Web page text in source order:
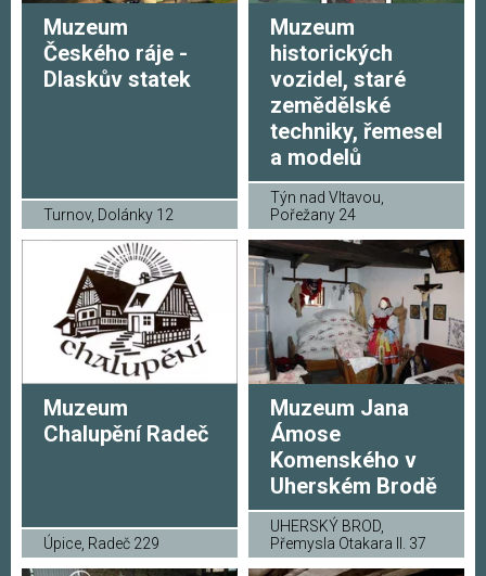
Muzeum
Českého ráje -
Dlaskův statek
Turnov, Dolánky 12
Muzeum
historických
vozidel, staré
zemědělské
techniky, řemesel
a modelů
Týn nad Vltavou,
Pořežany 24
Muzeum
Chalupění Radeč
Úpice, Radeč 229
Muzeum Jana
Ámose
Komenského v
Uherském Brodě
UHERSKÝ BROD,
Přemysla Otakara II. 37